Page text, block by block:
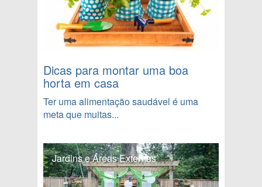
Dicas para montar uma boa
horta em casa
Ter uma alimentação saudável é uma
meta que muitas...
Jardins e Áreas Externas